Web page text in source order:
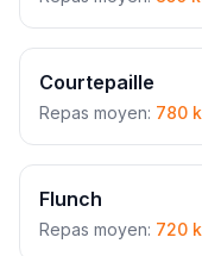
Courtepaille
Repas moyen: 780
Flunch
Repas moyen: 720